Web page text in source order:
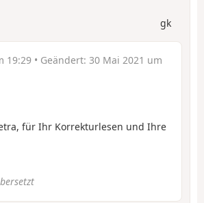
gk
19:29 • Geändert: 30 Mai 2021 um
für Ihr Korrekturlesen und Ihre